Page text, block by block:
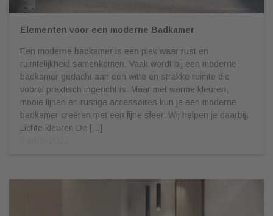
Elementen voor een moderne Badkamer
Een moderne badkamer is een plek waar rust en
ruimtelijkheid samenkomen. Vaak wordt bij een moderne
badkamer gedacht aan een witte en strakke ruimte die
vooral praktisch ingericht is. Maar met warme kleuren,
mooie lijnen en rustige accessoires kun je een moderne
badkamer creëren met een fijne sfeer. Wij helpen je daarbij.
Lichte kleuren De […]